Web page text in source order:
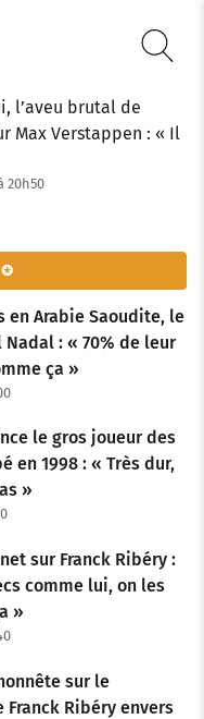
l’aveu brutal de
Max Verstappen : « Il
20h50
✪
en Arabie Saoudite, le
: « 70% de leur
ça »
le gros joueur des
en 1998 : « Très dur,
»
sur Franck Ribéry :
comme lui, on les
»
sur le
Ribéry envers